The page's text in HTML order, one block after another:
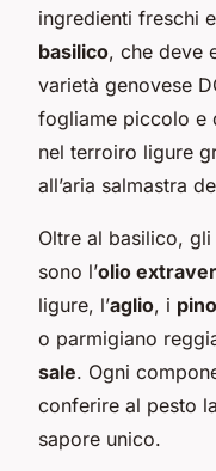
ingredienti freschi
basilico, che deve
varietà genovese
fogliame piccolo e
nel terroiro ligure
all’aria salmastra
Oltre al basilico,
sono l’olio
ligure, l’aglio, i
o parmigiano
sale. Ogni
conferire al pesto
sapore unico.